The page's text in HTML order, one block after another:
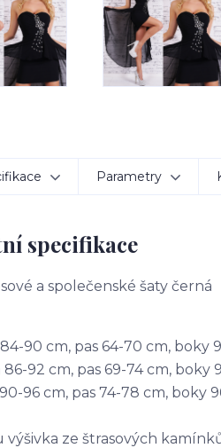
Parametry
specifikace
a společenské šaty černá
84-90 cm, pas 64-70 cm, boky
86-92 cm, pas 69-74 cm, boky
96 cm, pas 74-78 cm, boky
výšivka ze štrasových